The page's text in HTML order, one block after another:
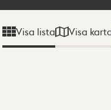
Visa lista Visa